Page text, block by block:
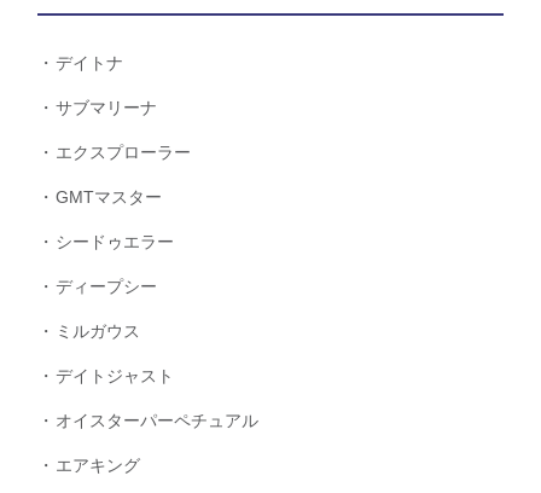
デイトナ
サブマリーナ
エクスプローラー
GMTマスター
シードゥエラー
ディープシー
ミルガウス
デイトジャスト
オイスターパーペチュアル
エアキング